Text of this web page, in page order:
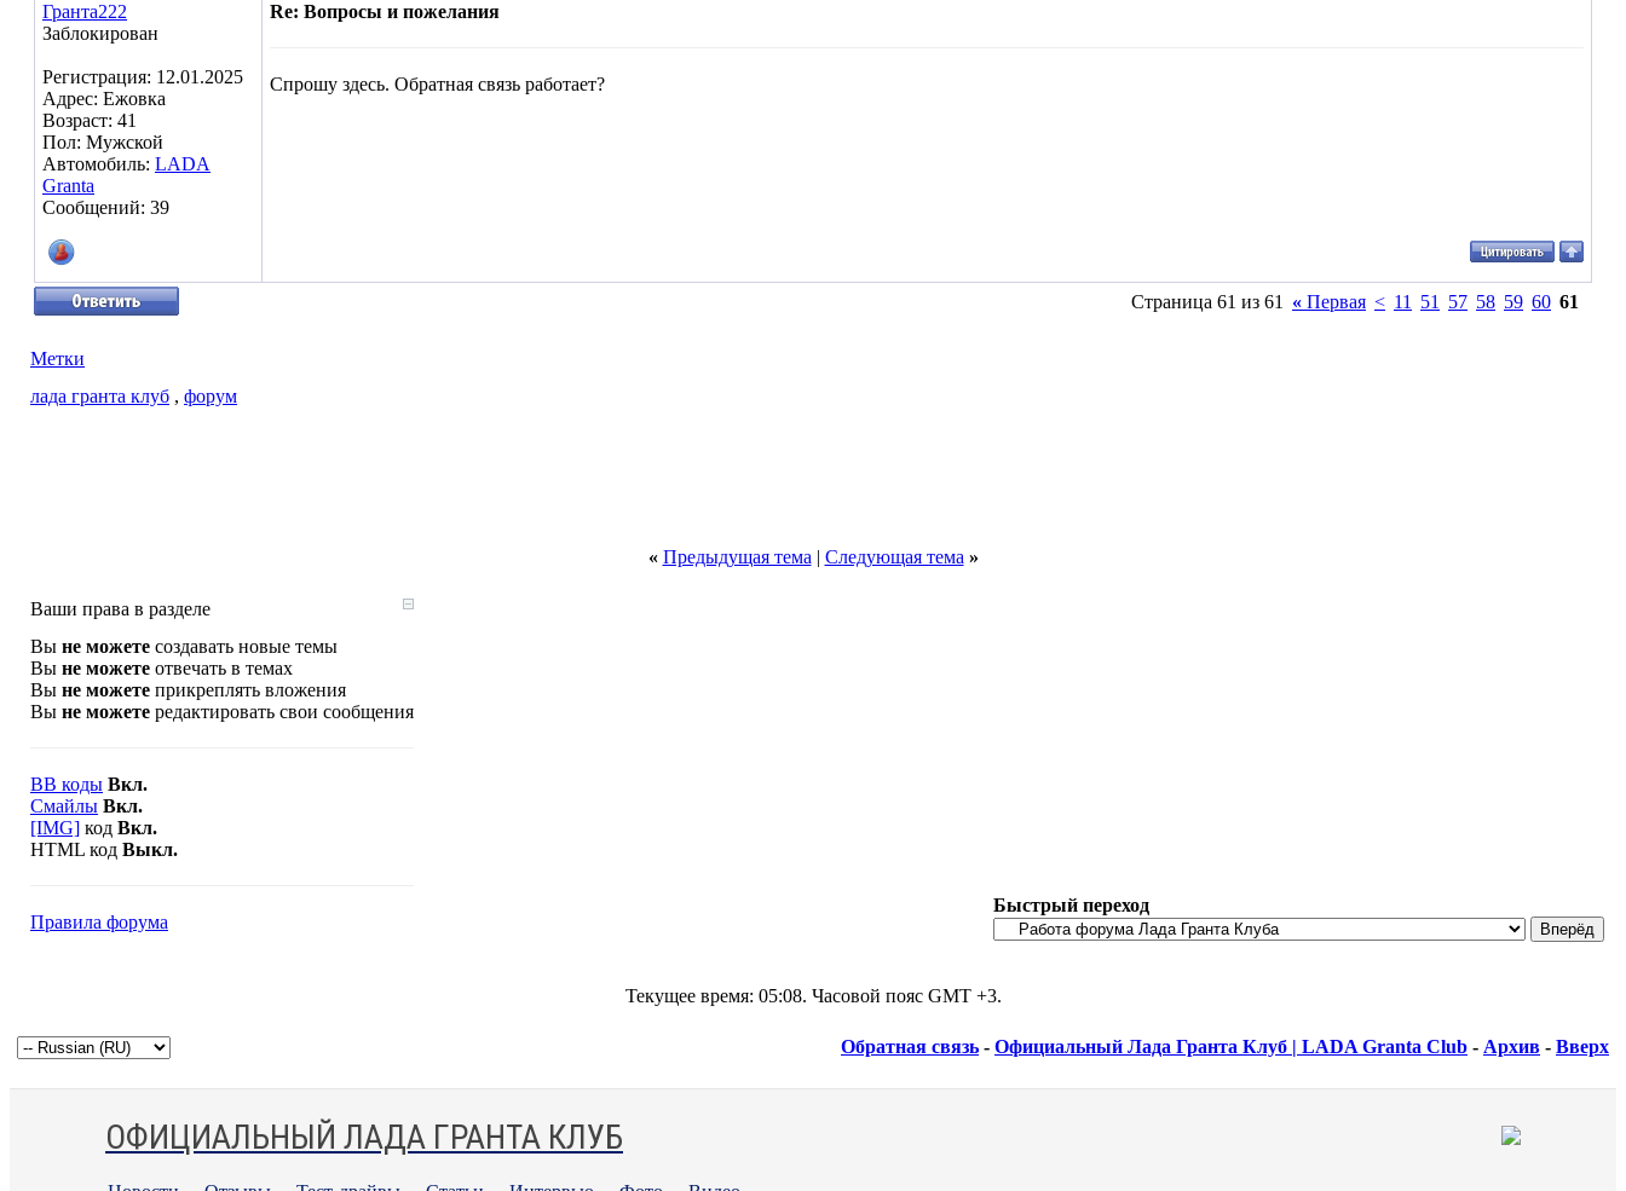
Гранта222
Заблокирован
Регистрация: 12.01.2025
Адрес: Ежовка
Возраст: 41
Пол: Мужской
Автомобиль: LADA
Granta
Сообщений: 39
Re: Вопросы и пожелания
Спрошу здесь. Обратная связь работает?
Страница 61 из 61 « Первая < 11 51 57 58 59 60 61
Метки
лада гранта клуб , форум
« Предыдущая тема | Следующая тема »
Ваши права в разделе
Вы не можете создавать новые темы
Вы не можете отвечать в темах
Вы не можете прикреплять вложения
Вы не можете редактировать свои сообщения
BB коды Вкл.
Смайлы Вкл.
[IMG] код Вкл.
HTML код Выкл.
Правила форума
Быстрый переход
Текущее время: 05:08. Часовой пояс GMT +3.
Обратная связь - Официальный Лада Гранта Клуб | LADA Granta Club - Архив - Вверх
ОФИЦИАЛЬНЫЙ ЛАДА ГРАНТА КЛУБ